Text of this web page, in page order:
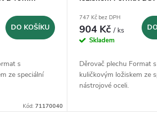
DO KOŠÍKU
s
ze speciální
Kód:71170040
747 Kč bez DPH
904 Kč/ ks
Skladem
Děrovač plechu Format s
kuličkovým ložiskem ze
nástrojové oceli.